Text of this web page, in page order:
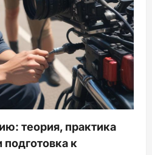
теория, практика
подготовка к